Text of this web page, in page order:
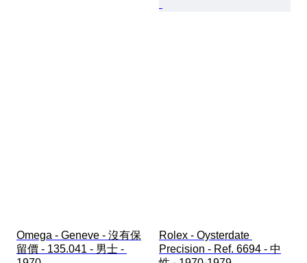
Omega - Geneve - 沒有保
留價 - 135.041 - 男士 -
Rolex - Oysterdate
Precision - Ref. 6694 - 中